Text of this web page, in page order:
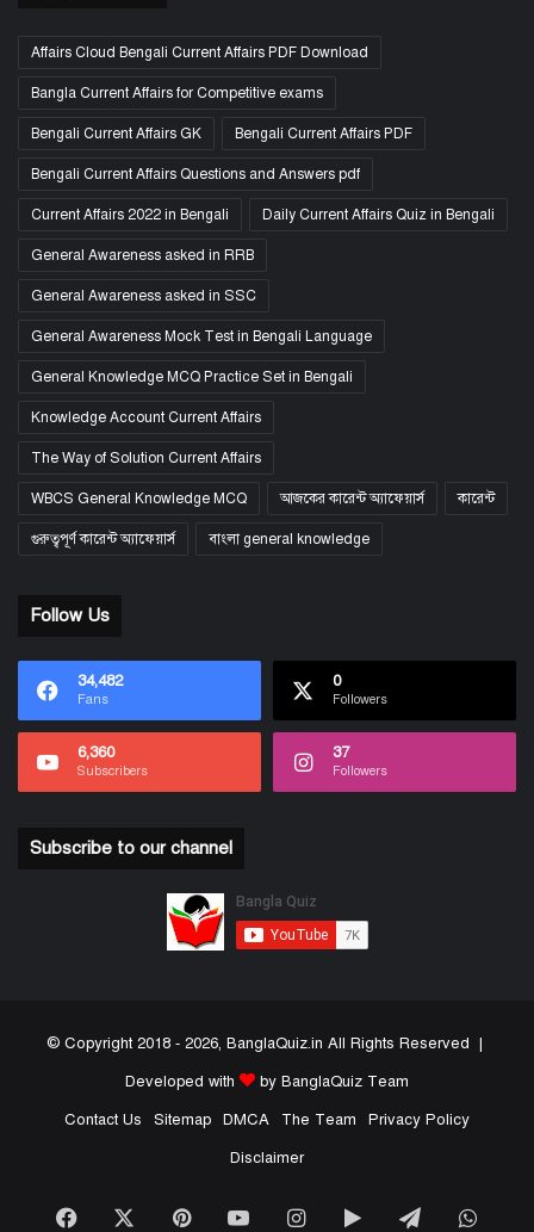
Affairs Cloud Bengali Current Affairs PDF Download
Bangla Current Affairs for Competitive exams
Bengali Current Affairs GK Bengali Current Affairs PDF
Bengali Current Affairs Questions and Answers pdf
Current Affairs 2022 in Bengali Daily Current Affairs Quiz in Bengali
General Awareness asked in RRB
General Awareness asked in SSC
General Awareness Mock Test in Bengali Language
General Knowledge MCQ Practice Set in Bengali
Knowledge Account Current Affairs
The Way of Solution Current Affairs
WBCS General Knowledge MCQ আজকের কারেন্ট অ্যাফেয়ার্স কারেন্ট
গুরুত্বপূর্ণ কারেন্ট অ্যাফেয়ার্স বাংলা general knowledge
Follow Us
34,482
Fans
0
Followers
6,360
Subscribers
37
Followers
Subscribe to our channel
© Copyright 2018 - 2026, BanglaQuiz.in All Rights Reserved |
Developed with
by BanglaQuiz Team
Contact Us
Sitemap DMCA The Team
Privacy Policy
Disclaimer
Facebook PinterestYouTubeInstagram
GoogleTelegram